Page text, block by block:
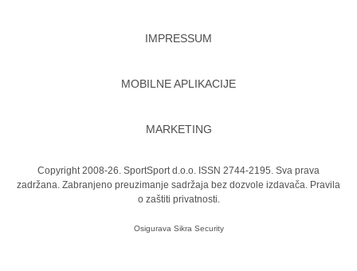
IMPRESSUM
MOBILNE APLIKACIJE
MARKETING
Copyright 2008-26. SportSport d.o.o. ISSN 2744-2195. Sva prava
zadržana. Zabranjeno preuzimanje sadržaja bez dozvole izdavača. Pravila
o zaštiti privatnosti.
Osigurava Sikra Security